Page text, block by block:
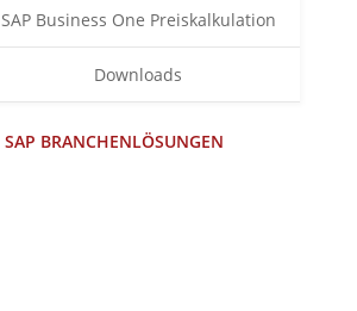
SAP Business One Preiskalkulation
Downloads
SAP BRANCHENLÖSUNGEN